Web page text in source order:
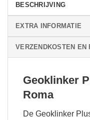
BESCHRIJVING
EXTRA INFORMATIE
VERZENDKOSTEN EN
Geoklinker
Roma
De Geoklinker